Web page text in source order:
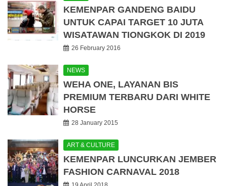
KEMENPAR GANDENG BAIDU
UNTUK CAPAI TARGET 10 JUTA
WISATAWAN TIONGKOK DI 2019
26 February 2016
NEWS
WEHA ONE, LAYANAN BIS
PREMIUM TERBARU DARI WHITE
HORSE
28 January 2015
ART & CULTURE
KEMENPAR LUNCURKAN JEMBER
FASHION CARNAVAL 2018